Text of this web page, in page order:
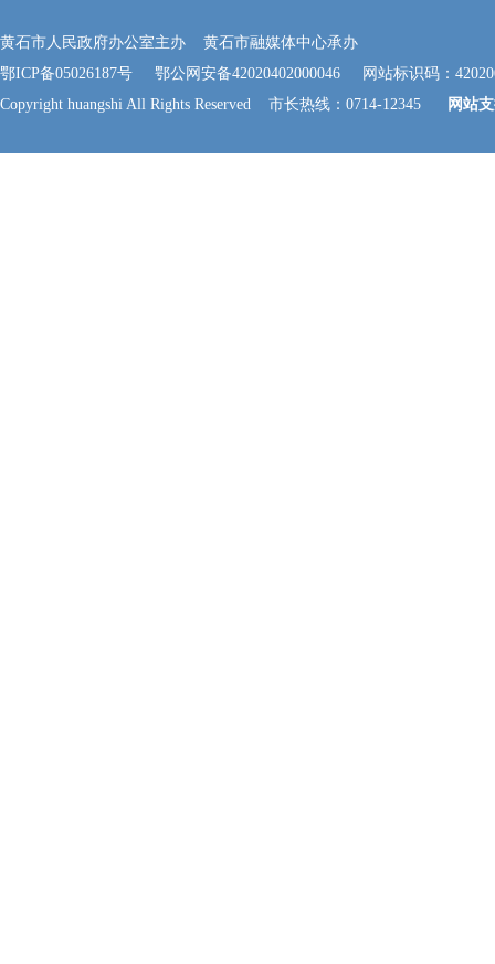
黄石市人民政府办公室主办 黄石市融媒体中心承办
鄂ICP备05026187号
鄂公网安备42020402000046 网站标识码：
Copyright huangshi All Rights Reserved 市长热线：0714-12345
网站